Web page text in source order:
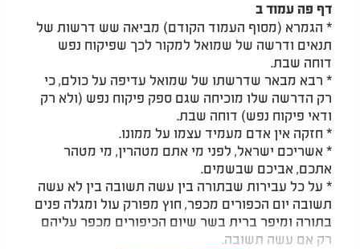
דף פה עמוד ב
* הגמרא (מסוף העמוד הקודם) מביאה שש דרשות של
תנאים ודרשה של שמואל למקור לכך שפיקוח נפש
דוחה שבת.
* רבא מבאר שדרשתו של שמואל עדיפה על כולם, כי
רק הדרשה שלו מוכיחה שגם ספק פיקוח נפש (ולא רק
ודאי פיקוח נפש) דוחה שבת.
* חזקה אין אדם מעמיד עצמו על ממונו.
* אשריכם ישראל, לפני מי אתם מטהרין, מי מטהר
אתכם, אביכם שבשמים.
* על כל עבירות שבתורה בין עשה תשובה בין לא עשה
תשובה יום הכפורים מכפר, חוץ מפורק עול ומגלה פנים
בתורה ומיפר ברית בשר שיום הכיפורים מכפר עליהם
רק אם עשה תשובה.